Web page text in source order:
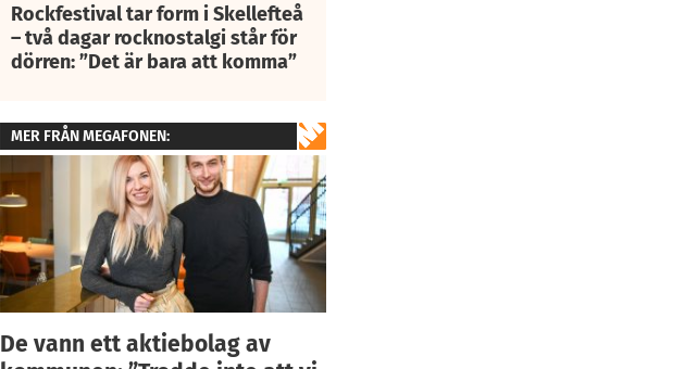
Rockfestival tar form i Skellefteå
– två dagar rocknostalgi står för
dörren: ”Det är bara att komma”
MER FRÅN MEGAFONEN:
De vann ett aktiebolag av